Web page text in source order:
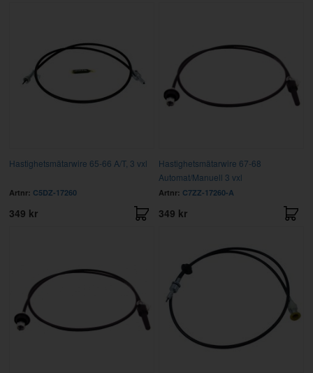
Hastighetsmätarwire 65-66 A/T, 3 vxl
Artnr: C5DZ-17260
349 kr
Hastighetsmätarwire 67-68
Automat/Manuell 3 vxl
Artnr: C7ZZ-17260-A
349 kr